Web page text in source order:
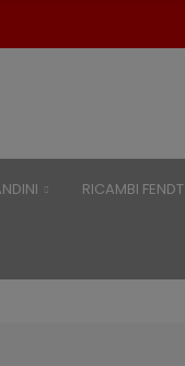
RICAMBI FENDT